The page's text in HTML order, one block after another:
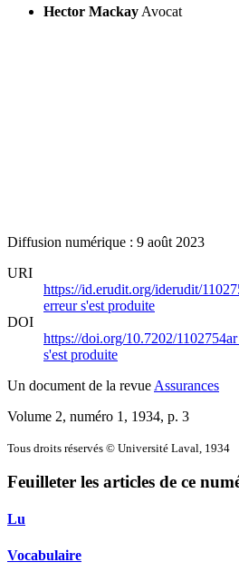
Hector Mackay Avocat
Diffusion numérique : 9 août 2023
URI
https://id.erudit.org/iderudit/
erreur s'est produite
DOI
https://doi.org/10.7202/1102754ar
s'est produite
Un document de la revue Assurances
Volume 2, numéro 1, 1934, p. 3
Tous droits réservés © Université Laval, 1934
Feuilleter les articles de ce
Lu
Vocabulaire